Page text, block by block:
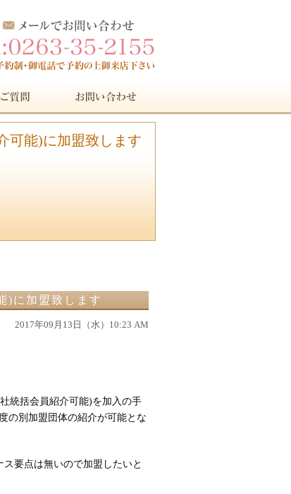
可能)に加盟致します
)に加盟致します
2017年09月13日（水）10:23 AM
統括会員紹介可能)を加入の手
の別加盟団体の紹介が可能とな
要点は無いので加盟したいと